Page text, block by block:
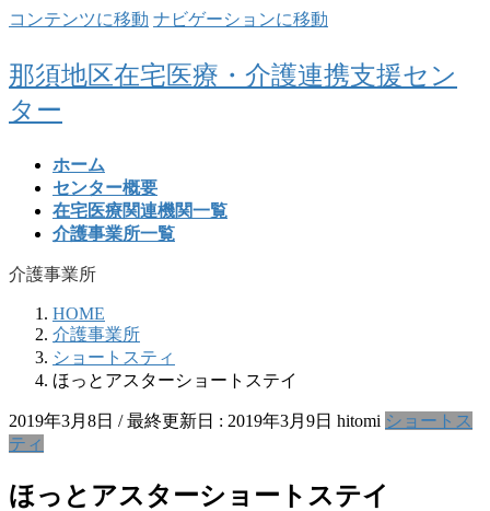
コンテンツに移動 ナビゲーションに移動
那須地区在宅医療・介護連携支援セン
ター
ホーム
センター概要
在宅医療関連機関一覧
介護事業所一覧
介護事業所
HOME
介護事業所
ショートスティ
ほっとアスターショートステイ
2019年3月8日 / 最終更新日 : 2019年3月9日 hitomi ショートス
ティ
ほっとアスターショートステイ